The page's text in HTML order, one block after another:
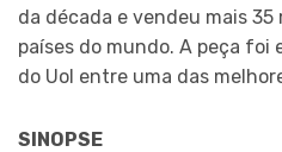
da década e vendeu mais 35
países do mundo. A peça foi
do Uol entre uma das
SINOPSE